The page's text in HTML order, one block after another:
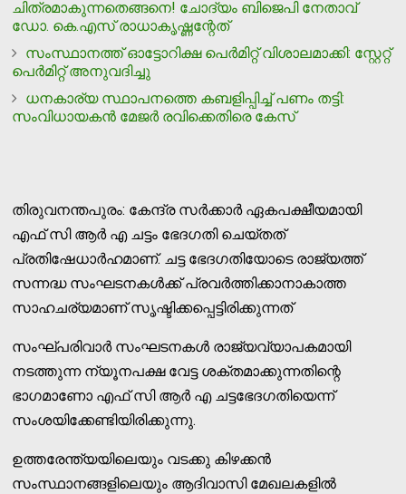
ചിത്രമാകുന്നതെങ്ങനെ! ചോദ്യം ബിജെപി നേതാവ്
ഡോ. കെ.എസ് രാധാകൃഷ്ണന്റേത്
സംസ്ഥാനത്ത് ഓട്ടോറിക്ഷ പെര്‍മിറ്റ് വിശാലമാക്കി: സ്റ്റേറ്റ്
പെര്‍മിറ്റ് അനുവദിച്ചു
ധനകാര്യ സ്ഥാപനത്തെ കബളിപ്പിച്ച് പണം തട്ടി:
സംവിധായകന്‍ മേജര്‍ രവിക്കെതിരെ കേസ്
തിരുവനന്തപുരം: കേന്ദ്ര സര്‍ക്കാര്‍ ഏകപക്ഷീയമായി
എഫ് സി ആര്‍ എ ചട്ടം ഭേദഗതി ചെയ്തത്
പ്രതിഷേധാര്‍ഹമാണ്. ചട്ട ഭേദഗതിയോടെ രാജ്യത്ത്
സന്നദ്ധ സംഘടനകള്‍ക്ക് പ്രവര്‍ത്തിക്കാനാകാത്ത
സാഹചര്യമാണ് സൃഷ്ടിക്കപ്പെട്ടിരിക്കുന്നത്
സംഘ്പരിവാര്‍ സംഘടനകള്‍ രാജ്യവ്യാപകമായി
നടത്തുന്ന ന്യൂനപക്ഷ വേട്ട ശക്തമാക്കുന്നതിന്റെ
ഭാഗമാണോ എഫ് സി ആര്‍ എ ചട്ടഭേദഗതിയെന്ന്
സംശയിക്കേണ്ടിയിരിക്കുന്നു.
ഉത്തരേന്ത്യയിലെയും വടക്കു കിഴക്കന്‍
സംസ്ഥാനങ്ങളിലെയും ആദിവാസി മേഖലകളില്‍